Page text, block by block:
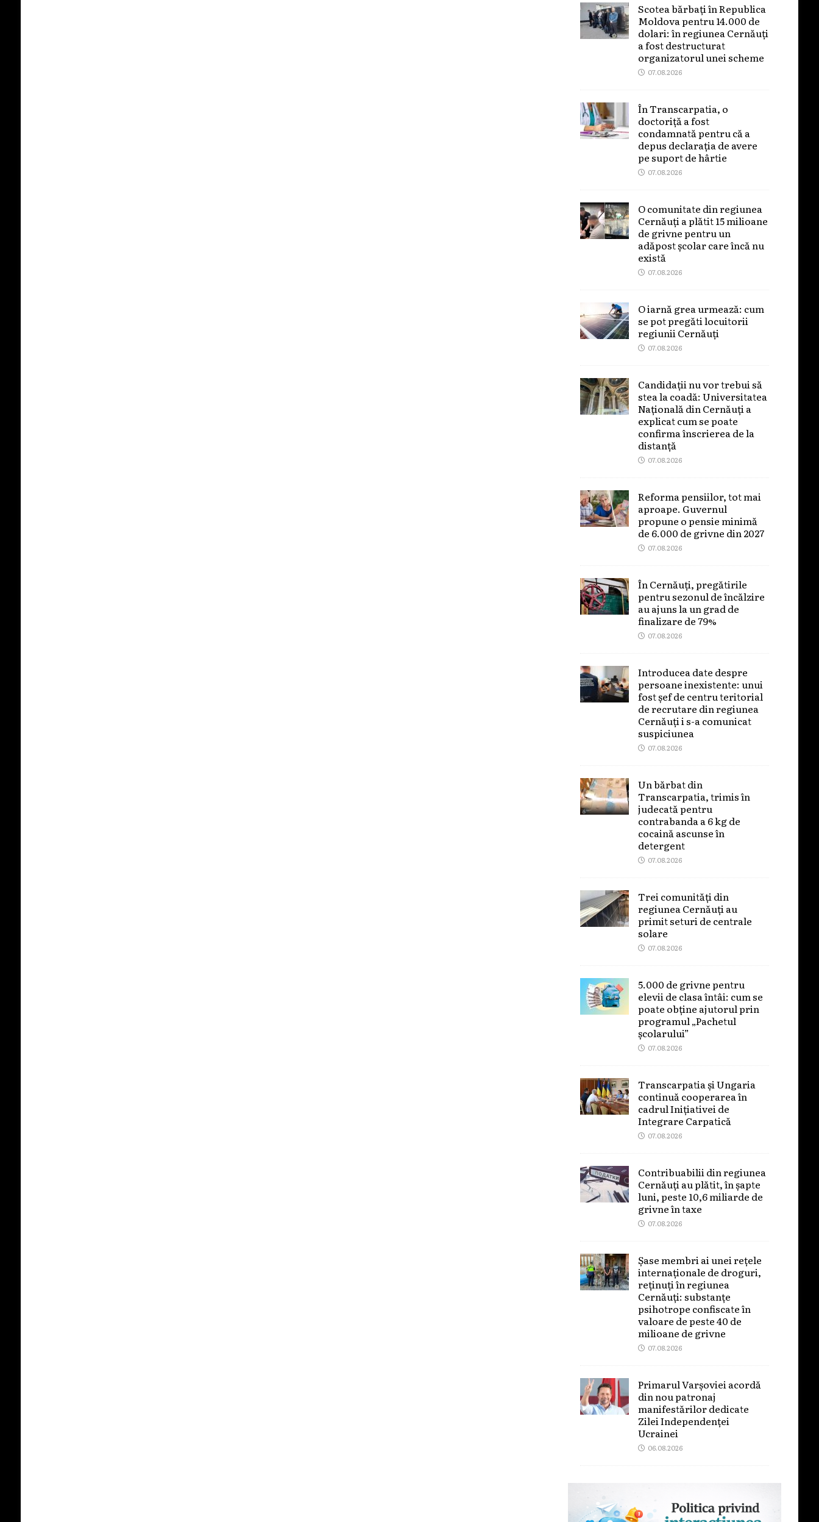
Scotea bărbați în Republica
Moldova pentru 14.000 de
dolari: în regiunea Cernăuți
a fost destructurat
organizatorul unei scheme
07.08.2026
În Transcarpatia, o
doctoriță a fost
condamnată pentru că a
depus declarația de avere
pe suport de hârtie
07.08.2026
O comunitate din regiunea
Cernăuți a plătit 15 milioane
de grivne pentru un
adăpost școlar care încă nu
există
07.08.2026
O iarnă grea urmează: cum
se pot pregăti locuitorii
regiunii Cernăuți
07.08.2026
Candidații nu vor trebui să
stea la coadă: Universitatea
Națională din Cernăuți a
explicat cum se poate
confirma înscrierea de la
distanță
07.08.2026
Reforma pensiilor, tot mai
aproape. Guvernul
propune o pensie minimă
de 6.000 de grivne din 2027
07.08.2026
În Cernăuți, pregătirile
pentru sezonul de încălzire
au ajuns la un grad de
finalizare de 79%
07.08.2026
Introducea date despre
persoane inexistente: unui
fost șef de centru teritorial
de recrutare din regiunea
Cernăuți i s-a comunicat
suspiciunea
07.08.2026
Un bărbat din
Transcarpatia, trimis în
judecată pentru
contrabanda a 6 kg de
cocaină ascunse în
detergent
07.08.2026
Trei comunități din
regiunea Cernăuți au
primit seturi de centrale
solare
07.08.2026
5.000 de grivne pentru
elevii de clasa întâi: cum se
poate obține ajutorul prin
programul „Pachetul
școlarului”
07.08.2026
Transcarpatia și Ungaria
continuă cooperarea în
cadrul Inițiativei de
Integrare Carpatică
07.08.2026
Contribuabilii din regiunea
Cernăuți au plătit, în șapte
luni, peste 10,6 miliarde de
grivne în taxe
07.08.2026
Șase membri ai unei rețele
internaționale de droguri,
reținuți în regiunea
Cernăuți: substanțe
psihotrope confiscate în
valoare de peste 40 de
milioane de grivne
07.08.2026
Primarul Varșoviei acordă
din nou patronaj
manifestărilor dedicate
Zilei Independenței
Ucrainei
06.08.2026